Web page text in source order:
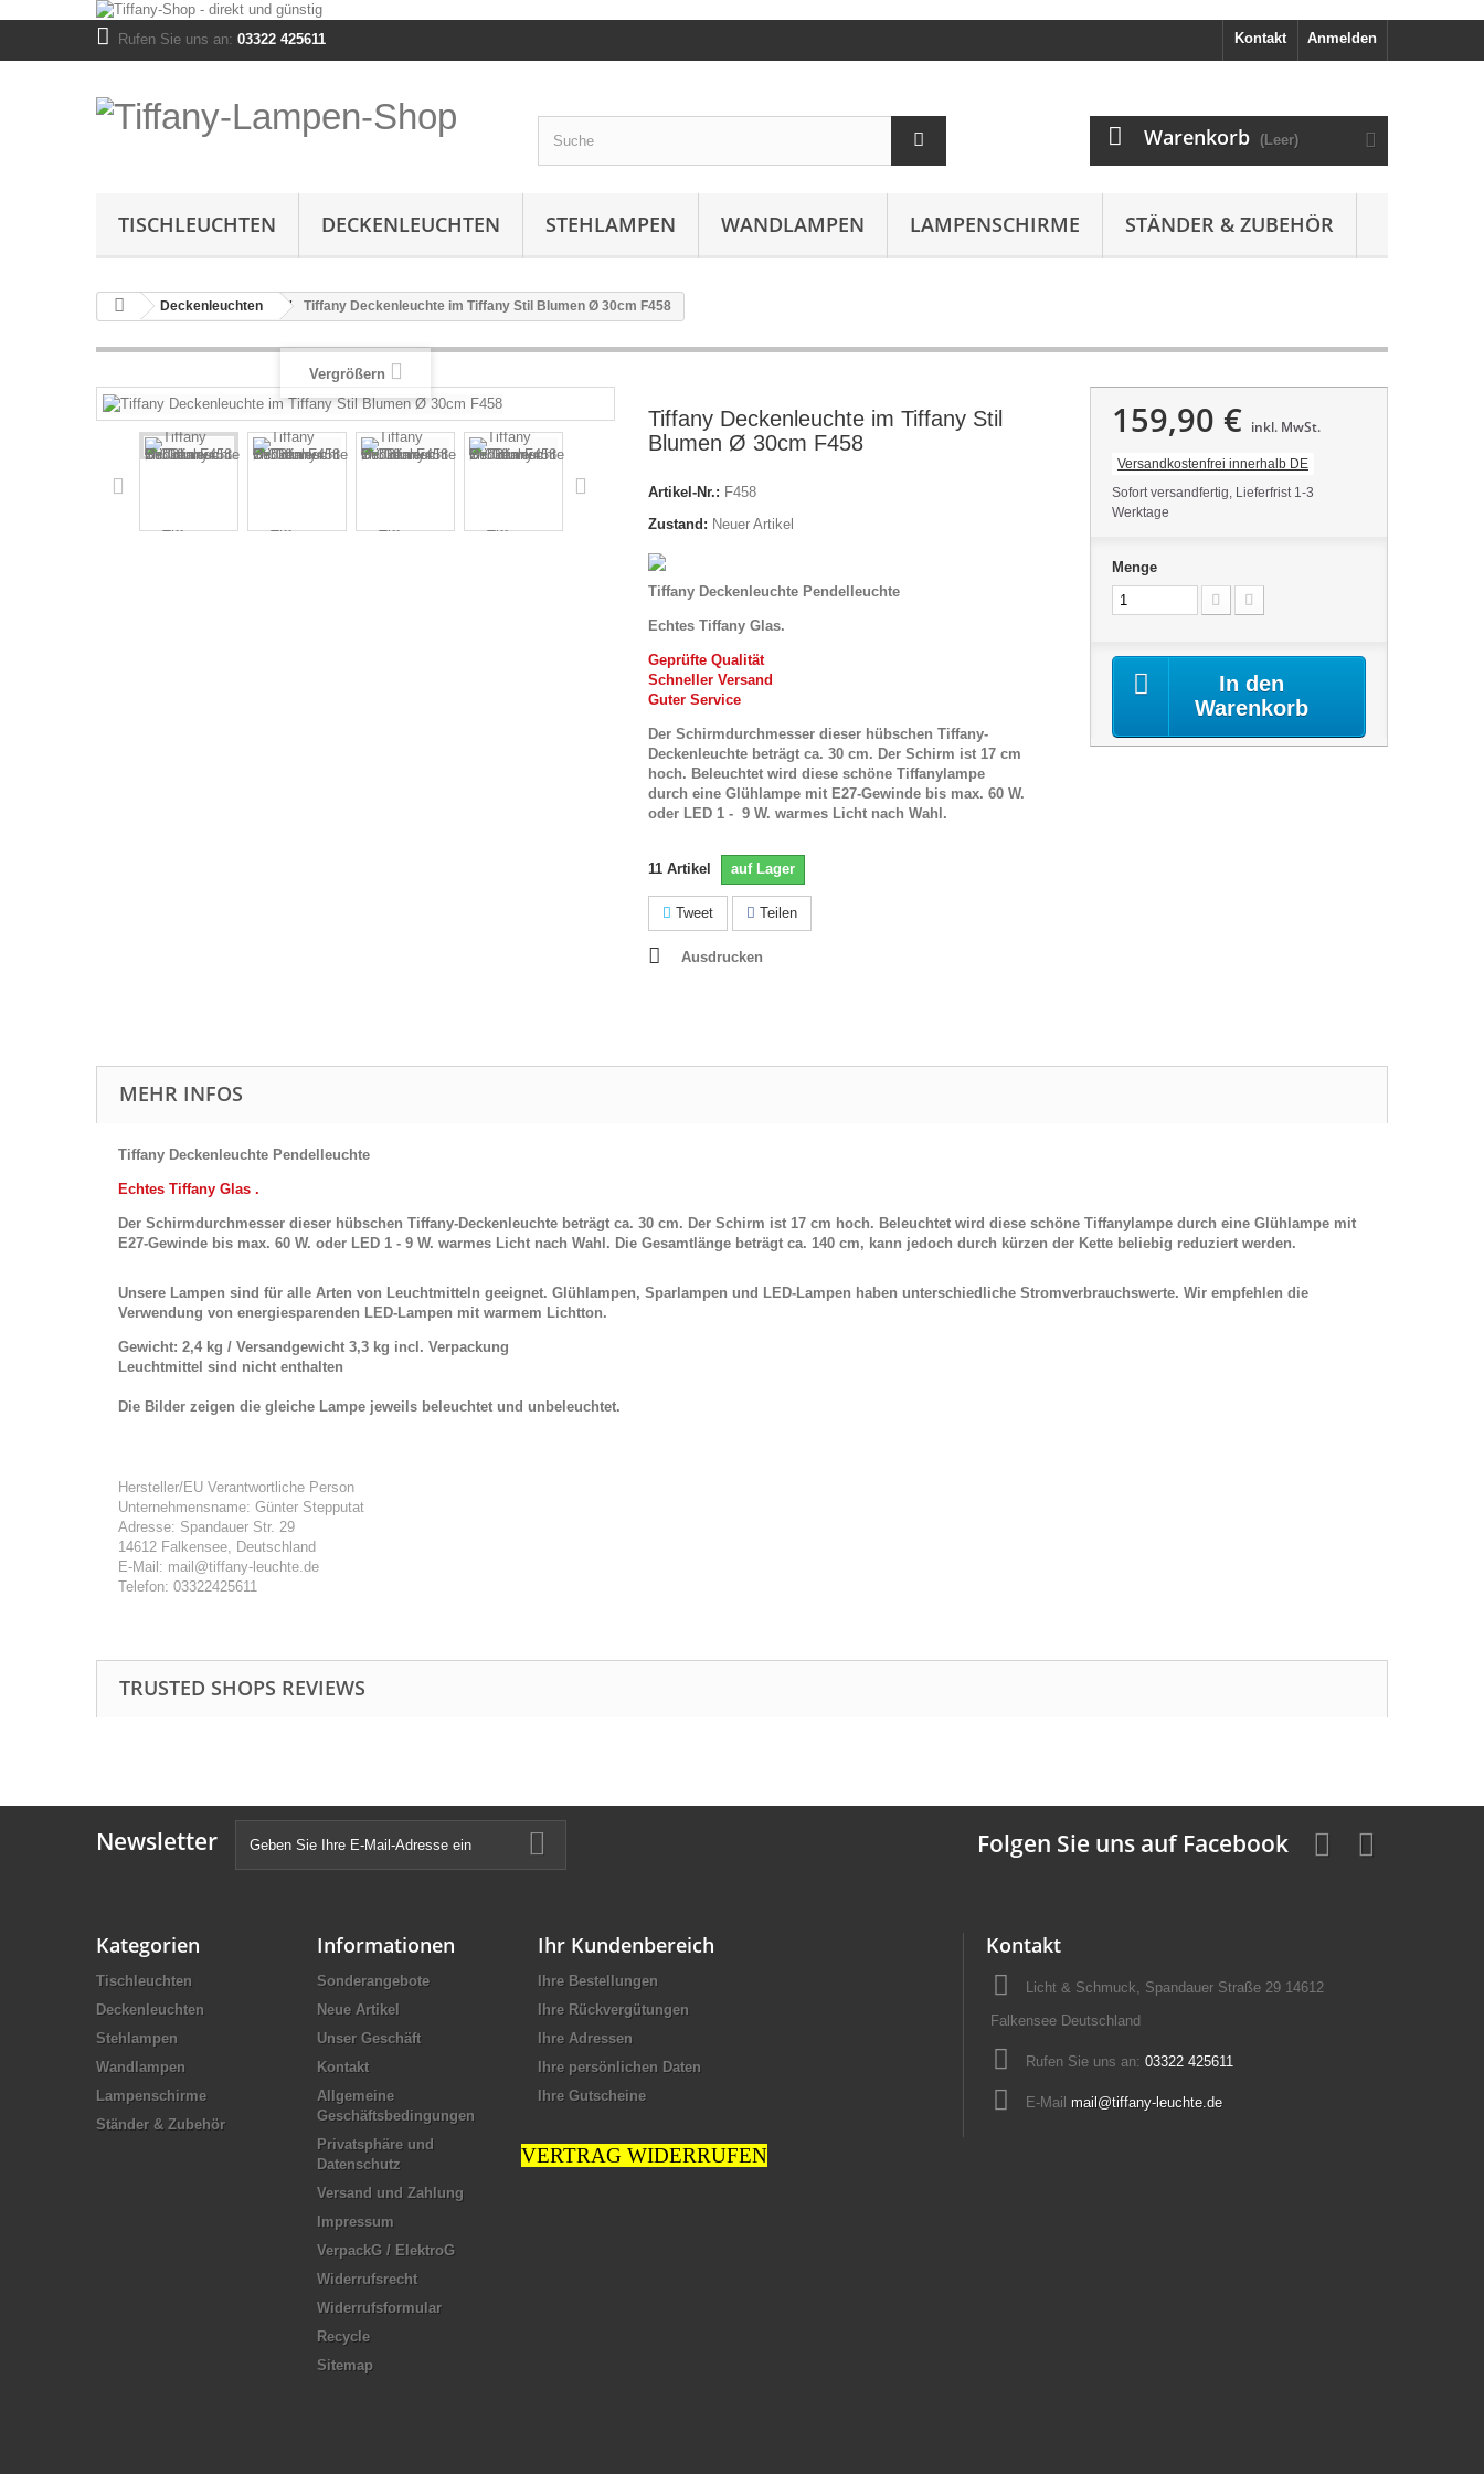
Anmelden
Kontakt
Rufen Sie uns an: 03322 425611
Warenkorb (Leer)
TISCHLEUCHTEN DECKENLEUCHTEN STEHLAMPEN WANDLAMPEN LAMPENSCHIRME STÄNDER & ZUBEHÖR
Deckenleuchten Tiffany Deckenleuchte im Tiffany Stil Blumen Ø 30cm F458
Vergrößern
Tiffany Deckenleuchte im Tiffany Stil
Blumen Ø 30cm F458
Artikel-Nr.: F458
Zustand: Neuer Artikel
Tiffany Deckenleuchte Pendelleuchte
Echtes Tiffany Glas.
Geprüfte Qualität
Schneller Versand
Guter Service
Der Schirmdurchmesser dieser hübschen Tiffany-
Deckenleuchte beträgt ca. 30 cm. Der Schirm ist 17 cm
hoch. Beleuchtet wird diese schöne Tiffanylampe
durch eine Glühlampe mit E27-Gewinde bis max. 60 W.
oder LED 1 - 9 W. warmes Licht nach Wahl.
11 Artikel auf Lager
Tweet Teilen
Ausdrucken
159,90 € inkl. MwSt.
Versandkostenfrei innerhalb DE
Sofort versandfertig, Lieferfrist 1-3
Werktage
Menge
In den
Warenkorb
MEHR INFOS
Tiffany Deckenleuchte Pendelleuchte
Echtes Tiffany Glas .
Der Schirmdurchmesser dieser hübschen Tiffany-Deckenleuchte beträgt ca. 30 cm. Der Schirm ist 17 cm hoch. Beleuchtet wird diese schöne Tiffanylampe durch eine Glühlampe mit
E27-Gewinde bis max. 60 W. oder LED 1 - 9 W. warmes Licht nach Wahl. Die Gesamtlänge beträgt ca. 140 cm, kann jedoch durch kürzen der Kette beliebig reduziert werden.
Unsere Lampen sind für alle Arten von Leuchtmitteln geeignet. Glühlampen, Sparlampen und LED-Lampen haben unterschiedliche Stromverbrauchswerte. Wir empfehlen die
Verwendung von energiesparenden LED-Lampen mit warmem Lichtton.
Gewicht: 2,4 kg / Versandgewicht 3,3 kg incl. Verpackung
Leuchtmittel sind nicht enthalten
Die Bilder zeigen die gleiche Lampe jeweils beleuchtet und unbeleuchtet.
Hersteller/EU Verantwortliche Person
Unternehmensname: Günter Stepputat
Adresse: Spandauer Str. 29
14612 Falkensee, Deutschland
E-Mail: mail@tiffany-leuchte.de
Telefon: 03322425611
TRUSTED SHOPS REVIEWS
Newsletter Folgen Sie uns auf Facebook
Kategorien
Tischleuchten
Deckenleuchten
Stehlampen
Wandlampen
Lampenschirme
Ständer & Zubehör
Informationen
Sonderangebote
Neue Artikel
Unser Geschäft
Kontakt
Allgemeine
Geschäftsbedingungen
Privatsphäre und
Datenschutz
Versand und Zahlung
Impressum
VerpackG / ElektroG
Widerrufsrecht
Widerrufsformular
Recycle
Sitemap
Ihr Kundenbereich
Ihre Bestellungen
Ihre Rückvergütungen
Ihre Adressen
Ihre persönlichen Daten
Ihre Gutscheine
Kontakt
Licht & Schmuck, Spandauer Straße 29 14612
Falkensee Deutschland
Rufen Sie uns an: 03322 425611
E-Mail mail@tiffany-leuchte.de
VERTRAG WIDERRUFEN